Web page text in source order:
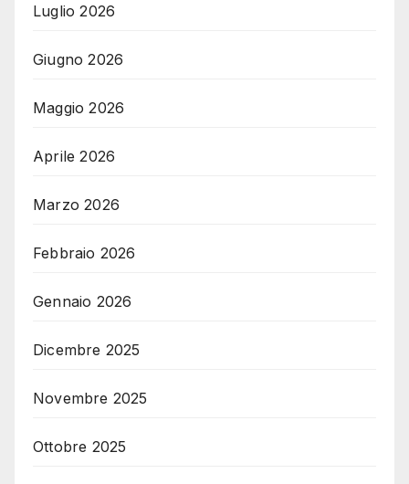
Luglio 2026
Giugno 2026
Maggio 2026
Aprile 2026
Marzo 2026
Febbraio 2026
Gennaio 2026
Dicembre 2025
Novembre 2025
Ottobre 2025